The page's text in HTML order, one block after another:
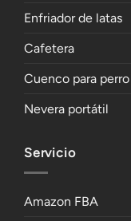
Enfriador de latas
Cafetera
Cuenco para perro
Nevera portátil
Servicio
Amazon FBA